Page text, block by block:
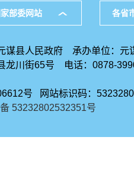
部委网站 各省
谋县人民政府 承办单位：元
龙川街65号 电话：0878-
号 网站标识码：
53232802532351号